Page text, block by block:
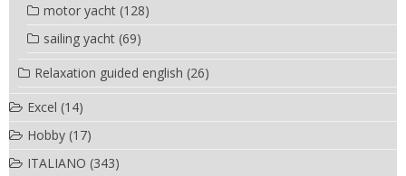
motor yacht (128)
sailing yacht (69)
Relaxation guided english (26)
Excel (14)
Hobby (17)
ITALIANO (343)